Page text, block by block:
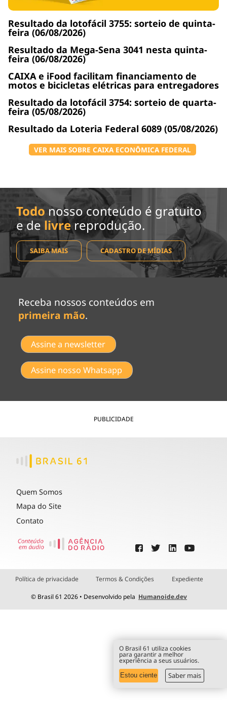
Resultado da lotofácil 3755: sorteio de quinta-
feira (06/08/2026)
Resultado da Mega-Sena 3041 nesta quinta-
feira (06/08/2026)
CAIXA e iFood facilitam financiamento de
motos e bicicletas elétricas para entregadores
Resultado da lotofácil 3754: sorteio de quarta-
feira (05/08/2026)
Resultado da Loteria Federal 6089 (05/08/2026)
VER MAIS SOBRE CAIXA ECONÔMICA FEDERAL
Todo nosso conteúdo é gratuito
e de livrereprodução.
SAIBA MAIS CADASTRO DE MÍDIAS
Receba nossos conteúdos em
primeira mão.
Assine a newsletter
Assine nosso Whatsapp
PUBLICIDADE
Quem Somos
Mapa do Site
Contato
Política de privacidade Termos & Condições Expediente
© Brasil 61 2026 • Desenvolvido pela Humanoide.dev
O Brasil 61 utiliza cookies
para garantir a melhor
experiência a seus usuários.
Estou ciente Saber mais